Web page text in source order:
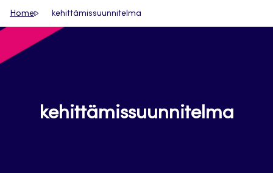
Home kehittämissuunnitelma
kehittämissuunnitelma